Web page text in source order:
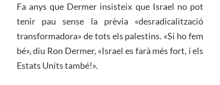
Fa anys que Dermer insisteix que Israel no pot
tenir pau sense la prèvia «desradicalització
transformadora» de tots els palestins. «Si ho fem
bé», diu Ron Dermer, «Israel es farà més fort, i els
Estats Units també!».